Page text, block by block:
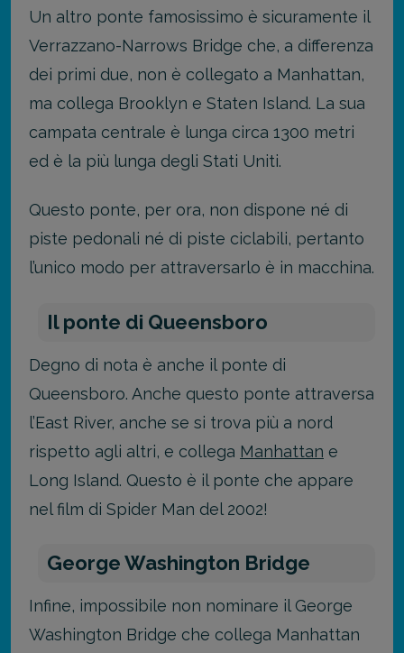
Un altro ponte famosissimo è sicuramente il
Verrazzano-Narrows Bridge che, a differenza
dei primi due, non è collegato a Manhattan,
ma collega Brooklyn e Staten Island. La sua
campata centrale è lunga circa 1300 metri
ed è la più lunga degli Stati Uniti.
Questo ponte, per ora, non dispone né di
piste pedonali né di piste ciclabili, pertanto
l’unico modo per attraversarlo è in macchina.
Il ponte di Queensboro
Degno di nota è anche il ponte di
Queensboro. Anche questo ponte attraversa
l’East River, anche se si trova più a nord
rispetto agli altri, e collega Manhattan e
Long Island. Questo è il ponte che appare
nel film di Spider Man del 2002!
George Washington Bridge
Infine, impossibile non nominare il George
Washington Bridge che collega Manhattan